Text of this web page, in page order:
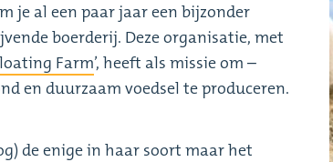
je al een paar jaar een bijzonder
boerderij. Deze organisatie, met
Farm’, heeft als missie om –
en duurzaam voedsel te produceren.
de enige in haar soort maar het